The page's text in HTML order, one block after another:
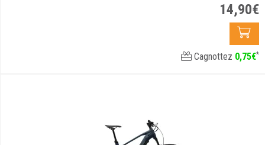
14,90€
Cagnottez 0,75€*